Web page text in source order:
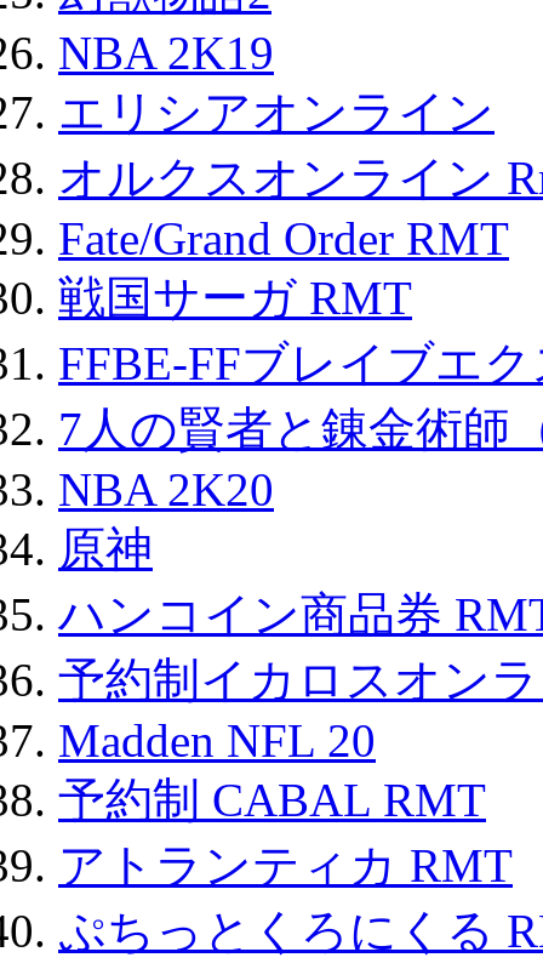
NBA 2K19
エリシアオンライン
オルクスオンライン
Fate/Grand Order RMT
戦国サーガ RMT
FFBE-FFブレイブエ
7人の賢者と錬金術師
NBA 2K20
原神
ハンコイン商品券
予約制イカロスオン
Madden NFL 20
予約制 CABAL RMT
アトランティカ RMT
ぷちっとくろにくる